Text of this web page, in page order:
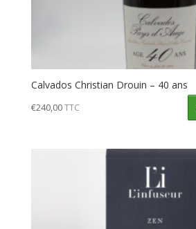
Calvados Christian Drouin – 40 ans
€240,00TTC